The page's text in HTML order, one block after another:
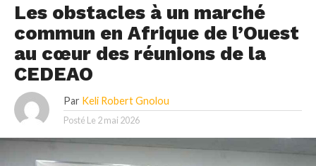
Les obstacles à un marché
commun en Afrique de l’Ouest
au cœur des réunions de la
CEDEAO
Par Keli Robert Gnolou
Posté Le 2 mai 2026